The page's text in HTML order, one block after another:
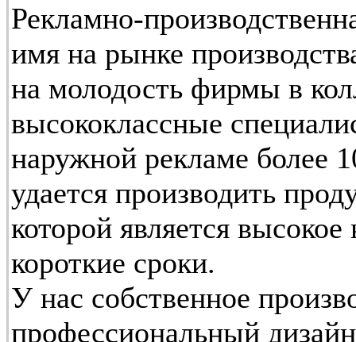
Рекламно-
имя на рынке
на молодость фирмы в
высококлассные
наружной рекламе более
удается производить
которой является
короткие сроки.
У нас собственное
профессиональный